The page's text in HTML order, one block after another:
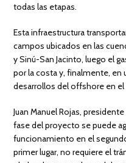
todas las etapas.
Esta infraestructura
campos ubicados en las
y Sinú-San Jacinto, luego el
por la costa y, finalmente, en
desarrollos del offshore en el
Juan Manuel Rojas,
fase del proyecto se puede
funcionamiento en el
primer lugar, no requiere el